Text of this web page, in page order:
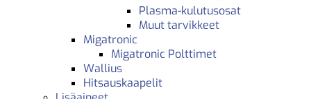
Plasma-kulutusosat
Muut tarvikkeet
Migatronic
Migatronic Polttimet
Wallius
Hitsauskaapelit